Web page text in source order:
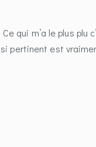
qui m’a le plus
pertinent est